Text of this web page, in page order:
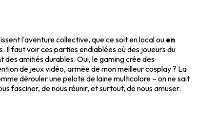
l'aventure collective, que ce soit en local ou en
Il faut voir ces parties endiablées où des joueurs du
amitiés durables. Oui, le gaming crée des
de jeux vidéo, armée de mon meilleur cosplay ? La
dérouler une pelote de laine multicolore – on ne sait
fasciner, de nous réunir, et surtout, de nous amuser.